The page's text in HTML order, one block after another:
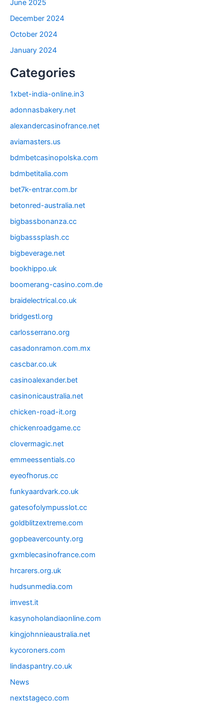
June 2025
December 2024
October 2024
January 2024
Categories
1xbet-india-online.in3
adonnasbakery.net
alexandercasinofrance.net
aviamasters.us
bdmbetcasinopolska.com
bdmbetitalia.com
bet7k-entrar.com.br
betonred-australia.net
bigbassbonanza.cc
bigbasssplash.cc
bigbeverage.net
bookhippo.uk
boomerang-casino.com.de
braidelectrical.co.uk
bridgestl.org
carlosserrano.org
casadonramon.com.mx
cascbar.co.uk
casinoalexander.bet
casinonicaustralia.net
chicken-road-it.org
chickenroadgame.cc
clovermagic.net
emmeessentials.co
eyeofhorus.cc
funkyaardvark.co.uk
gatesofolympusslot.cc
goldblitzextreme.com
gopbeavercounty.org
gxmblecasinofrance.com
hrcarers.org.uk
hudsunmedia.com
imvest.it
kasynoholandiaonline.com
kingjohnnieaustralia.net
kycoroners.com
lindaspantry.co.uk
News
nextstageco.com